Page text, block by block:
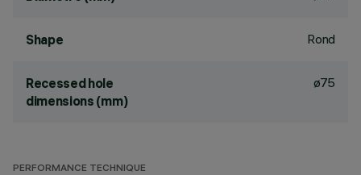
Shape Rond
Recessed hole
dimensions (mm)
ø75
PERFORMANCE TECHNIQUE